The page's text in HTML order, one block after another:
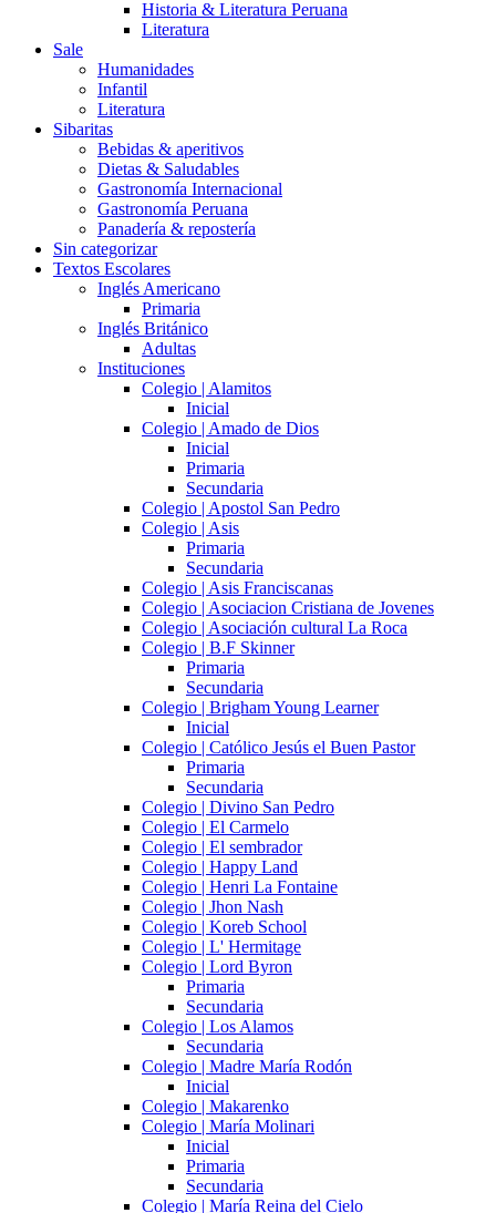
Historia & Literatura Peruana
Literatura
Sale
Humanidades
Infantil
Literatura
Sibaritas
Bebidas & aperitivos
Dietas & Saludables
Gastronomía Internacional
Gastronomía Peruana
Panadería & repostería
Sin categorizar
Textos Escolares
Inglés Americano
Primaria
Inglés Británico
Adultas
Instituciones
Colegio | Alamitos
Inicial
Colegio | Amado de Dios
Inicial
Primaria
Secundaria
Colegio | Apostol San Pedro
Colegio | Asis
Primaria
Secundaria
Colegio | Asis Franciscanas
Colegio | Asociacion Cristiana de Jovenes
Colegio | Asociación cultural La Roca
Colegio | B.F Skinner
Primaria
Secundaria
Colegio | Brigham Young Learner
Inicial
Colegio | Católico Jesús el Buen Pastor
Primaria
Secundaria
Colegio | Divino San Pedro
Colegio | El Carmelo
Colegio | El sembrador
Colegio | Happy Land
Colegio | Henri La Fontaine
Colegio | Jhon Nash
Colegio | Koreb School
Colegio | L' Hermitage
Colegio | Lord Byron
Primaria
Secundaria
Colegio | Los Alamos
Secundaria
Colegio | Madre María Rodón
Inicial
Colegio | Makarenko
Colegio | María Molinari
Inicial
Primaria
Secundaria
Colegio | María Reina del Cielo